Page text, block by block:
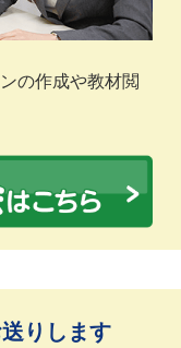
の作成や教材閲
りします